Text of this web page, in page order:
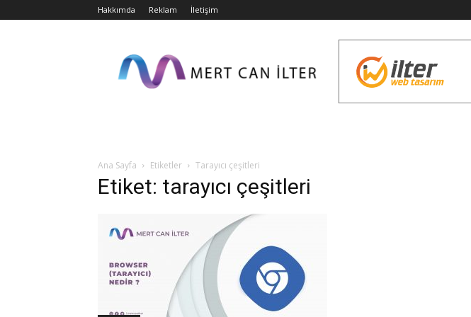
Hakkımda Reklam İletişim
İlter
Ana Sayfa Etiketler Tarayıcı çeşitleri
Etiket: tarayıcı çeşitleri